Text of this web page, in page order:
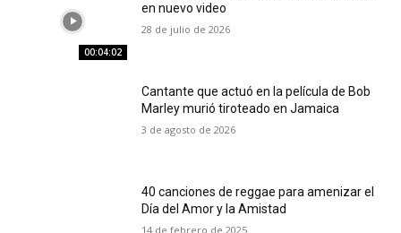
00:04:02
en nuevo video
28 de julio de 2026
Cantante que actuó en la película de Bob
Marley murió tiroteado en Jamaica
3 de agosto de 2026
40 canciones de reggae para amenizar el
Día del Amor y la Amistad
14 de febrero de 2025